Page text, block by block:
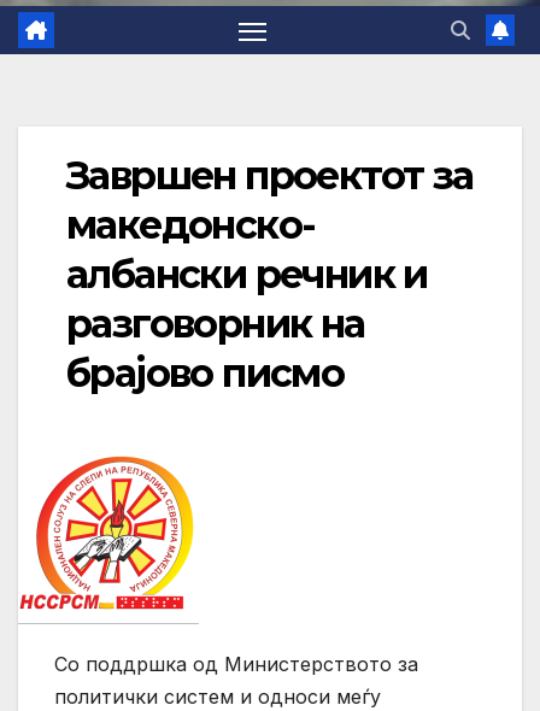
Завршен проектот за
македонско-
албански речник и
разговорник на
брајово писмо
Со поддршка од Министерството за
политички систем и односи меѓу